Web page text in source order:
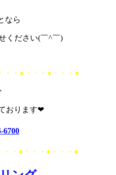
なら
ください(￣^￣)ゞ
・・♦・・・♦・・・♦
おります❤
6700
・♦・・・♦・・・♦